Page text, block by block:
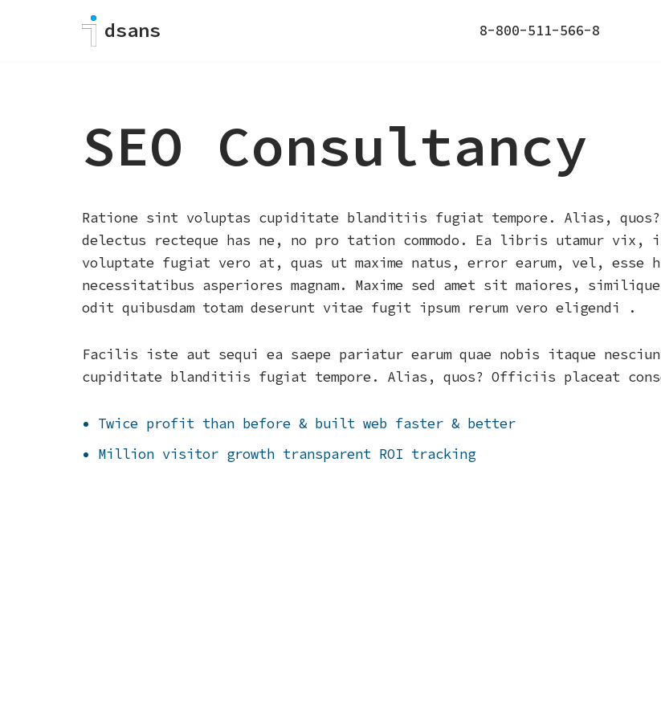
dsans 8-800-511-566-8
SEO Consultancy
Ratione sint voluptas cupiditate blanditiis fugiat tempore. Alias,
delectus recteque has ne, no pro tation commodo. Ea libris utamur vix,
voluptate fugiat vero at, quas ut maxime natus, error earum, vel, esse
necessitatibus asperiores magnam. Maxime sed amet sit maiores,
odit quibusdam totam deserunt vitae fugit ipsum rerum vero eligendi .
Facilis iste aut sequi ea saepe pariatur earum quae nobis itaque
cupiditate blanditiis fugiat tempore. Alias, quos? Officiis placeat
Twice profit than before & built web faster & better
Million visitor growth transparent ROI tracking